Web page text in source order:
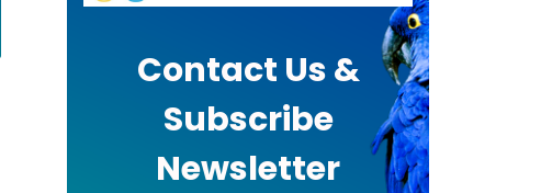
Contact Us &
Subscribe
Newsletter